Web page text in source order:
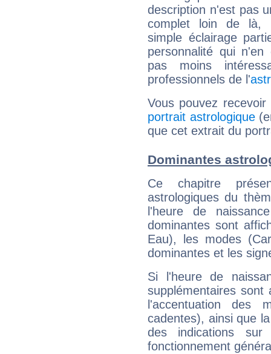
description n'est pas
complet loin de là,
simple éclairage
personnalité qui n'en
pas moins
professionnels de l'
Vous pouvez
portrait astrologique
que cet extrait du
Dominantes
Ce chapitre
astrologiques du
l'heure de
dominantes sont
Eau), les modes
dominantes et les
Si l'heure de
supplémentaires sont
l'accentuation des
cadentes), ainsi que
des indications sur
fonctionnement